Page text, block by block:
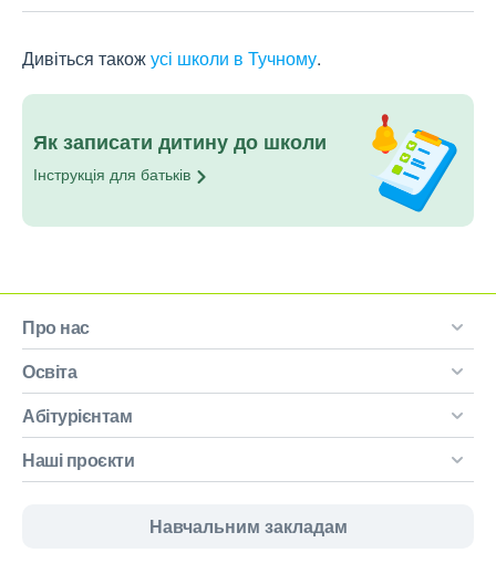
Дивіться такожусі школи в Тучному.
Як записати дитину до школи
Інструкція для батьків
Про нас
Освіта
Абітурієнтам
Наші проєкти
Навчальним закладам